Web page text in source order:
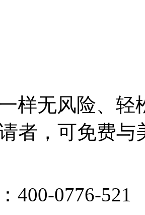
样无风险、轻
者，可免费与
400-0776-521